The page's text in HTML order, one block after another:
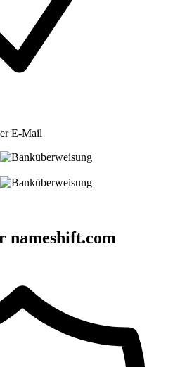
E-Mail
nameshift.com